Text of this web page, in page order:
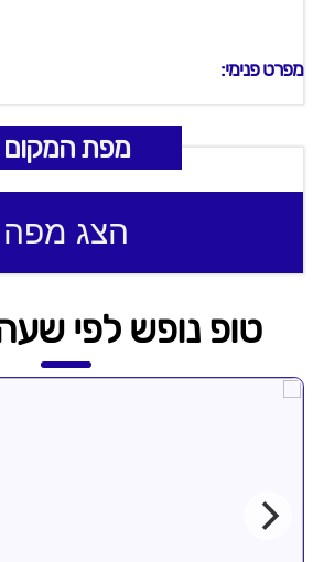
מפרט פנימי:
מפת המקום
הצג מפה
טופ נופש לפי